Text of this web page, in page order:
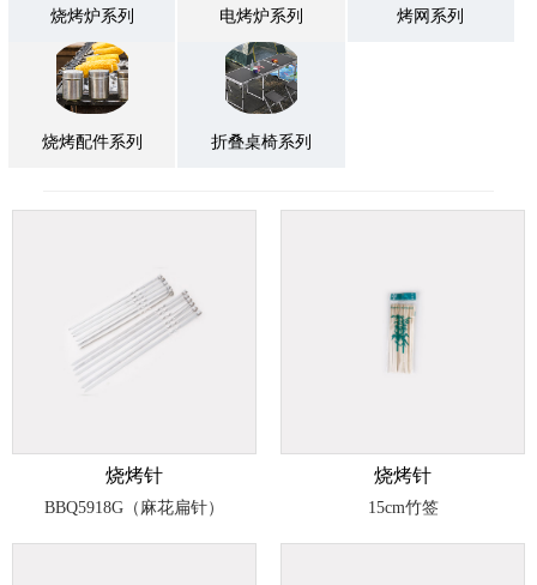
烧烤炉系列 电烤炉系列 烤网系列
烧烤配件系列 折叠桌椅系列
烧烤针
BBQ5918G（麻花扁针）
烧烤针
15cm竹签